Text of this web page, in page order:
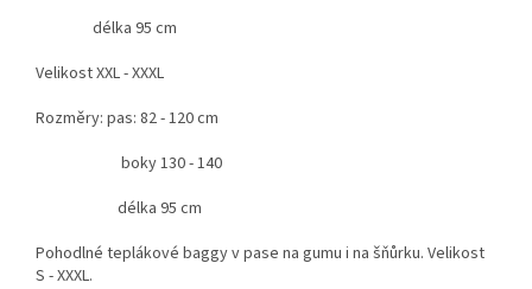
délka 95 cm
Velikost XXL - XXXL
Rozměry: pas: 82 - 120 cm
boky 130 - 140
délka 95 cm
Pohodlné teplákové baggy v pase na gumu i na šňůrku. Velikost
S - XXXL.